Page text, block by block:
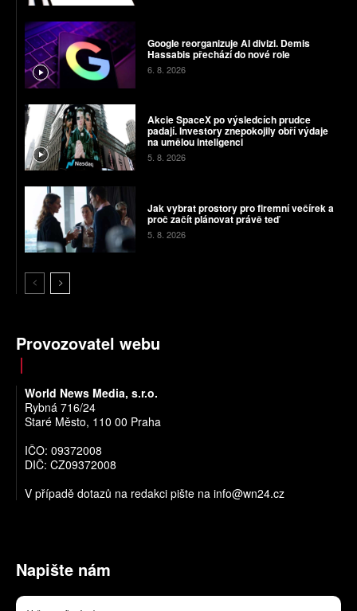
Google reorganizuje AI divizi. Demis
Hassabis přechází do nové role
6. 8. 2026
Akcie SpaceX po výsledcích prudce
padají. Investory znepokojily obří výdaje
na umělou inteligenci
5. 8. 2026
Jak vybrat prostory pro firemní večírek a
proč začít plánovat právě teď
5. 8. 2026
Provozovatel webu
World News Media, s.r.o.
Rybná 716/24
Staré Město, 110 00 Praha
IČO: 09372008
DIČ: CZ09372008
V případě dotazů na redakci pište na info@wn24.cz
Napište nám